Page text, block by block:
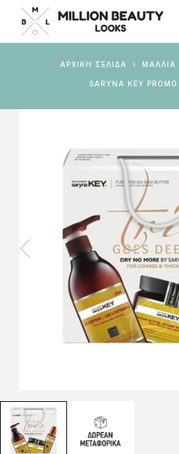
ΑΡΧΙΚΉ ΣΕΛΊΔΑ ΜΑΛΛΙΑ
SARYNA KEY